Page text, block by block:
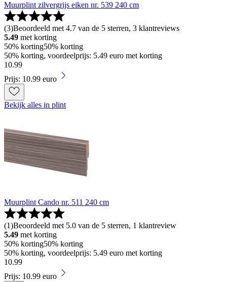
Muurplint zilvergrijs eiken nr. 539 240 cm
(3)Beoordeeld met 4.7 van de 5 sterren, 3 klantreviews
5.49 met korting
50% korting50% korting
50% korting, voordeelprijs: 5.49 euro met korting
10.99
Prijs: 10.99 euro
Bekijk alles in plint
Muurplint Cando nr. 511 240 cm
(1)Beoordeeld met 5.0 van de 5 sterren, 1 klantreview
5.49 met korting
50% korting50% korting
50% korting, voordeelprijs: 5.49 euro met korting
10.99
Prijs: 10.99 euro